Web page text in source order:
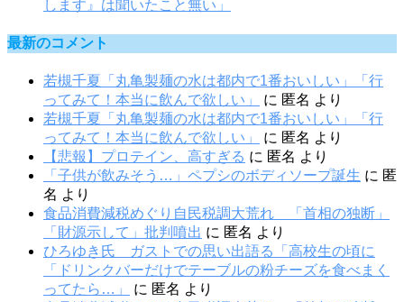
します』は聞いたこと無い」
最新のコメント
若槻千夏「丸亀製麺の水は都内で1番おいしい」「行
ってみて！本当に飲んで欲しい」
に 匿名 より
若槻千夏「丸亀製麺の水は都内で1番おいしい」「行
ってみて！本当に飲んで欲しい」
に 匿名 より
【悲報】プロテイン、高すぎる に 匿名 より
「子供が飲みそう…」ペプシのボディソープ誕生 に 匿
名 より
食品消費減税めぐり自民税調大荒れ 「首相の独断」
「財源示して」批判噴出 に 匿名 より
ひろゆき氏 ガストでの思い出語る「高校生の頃に
「ドリンクバーだけでテーブルの粉チーズを食べまく
ってたら…」
に 匿名 より